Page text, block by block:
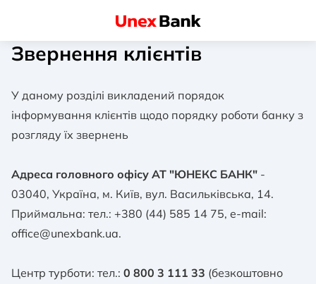
Звернення клієнтів
У даному розділі викладений порядок
інформування клієнтів щодо порядку роботи банку з
розгляду їх звернень
Адреса головного офісу АТ "ЮНЕКС БАНК" -
03040, Україна, м. Київ, вул. Васильківська, 14.
Приймальна: тел.: +380 (44) 585 14 75, e-mail:
office@unexbank.ua.
Центр турботи: тел.: 0 800 3 111 33 (безкоштовно